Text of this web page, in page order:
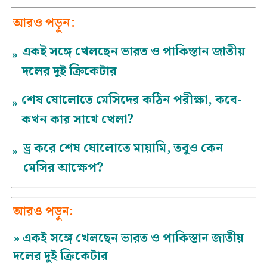
আরও পড়ুন:
» একই সঙ্গে খেলছেন ভারত ও পাকিস্তান জাতীয়
দলের দুই ক্রিকেটার
» শেষ ষোলোতে মেসিদের কঠিন পরীক্ষা, কবে-
কখন কার সাথে খেলা?
» ড্র করে শেষ ষোলোতে মায়ামি, তবুও কেন
মেসির আক্ষেপ?
আরও পড়ুন:
» একই সঙ্গে খেলছেন ভারত ও পাকিস্তান জাতীয়
দলের দুই ক্রিকেটার